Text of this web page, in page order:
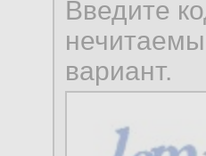
Введите
вариант.